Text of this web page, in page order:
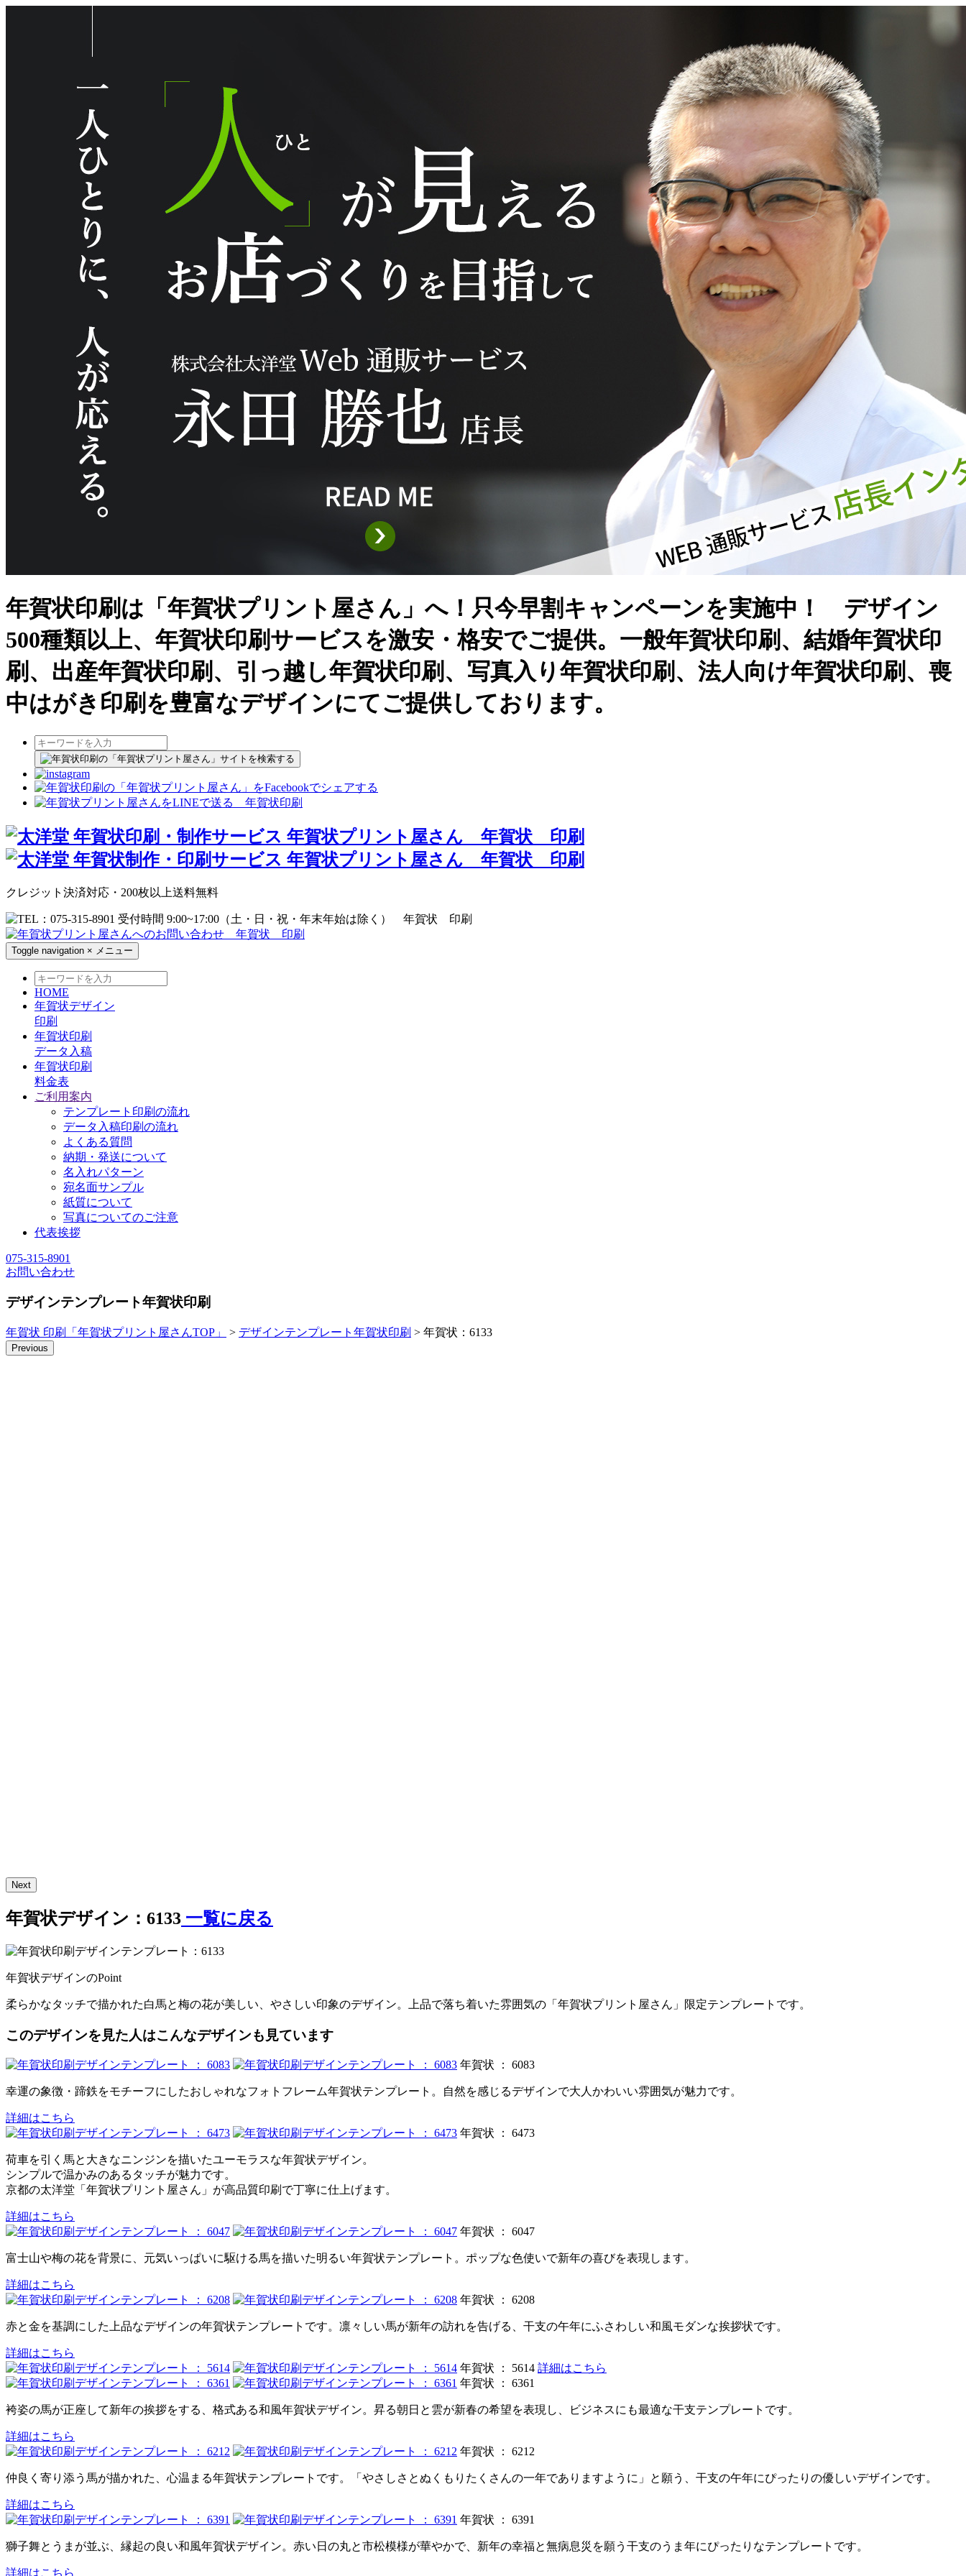
年賀状印刷は「年賀状プリント屋さん」へ！只今早割キャンペーンを実施中！ デザイン
500種類以上、年賀状印刷サービスを激安・格安でご提供。一般年賀状印刷、結婚年賀状印
刷、出産年賀状印刷、引っ越し年賀状印刷、写真入り年賀状印刷、法人向け年賀状印刷、喪
中はがき印刷を豊富なデザインにてご提供しております。
クレジット決済対応・200枚以上送料無料
Toggle navigation × メニュー
HOME
年賀状デザイン
印刷
年賀状印刷
データ入稿
年賀状印刷
料金表
ご利用案内
テンプレート印刷の流れ
データ入稿印刷の流れ
よくある質問
納期・発送について
名入れパターン
宛名面サンプル
紙質について
写真についてのご注意
代表挨拶
075-315-8901
お問い合わせ
デザインテンプレート年賀状印刷
年賀状 印刷「年賀状プリント屋さんTOP」 > デザインテンプレート年賀状印刷 > 年賀状：6133
Previous
Next
年賀状デザイン：6133 一覧に戻る
年賀状デザインのPoint
柔らかなタッチで描かれた白馬と梅の花が美しい、やさしい印象のデザイン。上品で落ち着いた雰囲気の「年賀状プリント屋さん」限定テンプレートです。
このデザインを見た人はこんなデザインも見ています
年賀状 ： 6083
幸運の象徴・蹄鉄をモチーフにしたおしゃれなフォトフレーム年賀状テンプレート。自然を感じるデザインで大人かわいい雰囲気が魅力です。
詳細はこちら
年賀状 ： 6473
荷車を引く馬と大きなニンジンを描いたユーモラスな年賀状デザイン。
シンプルで温かみのあるタッチが魅力です。
京都の太洋堂「年賀状プリント屋さん」が高品質印刷で丁寧に仕上げます。
詳細はこちら
年賀状 ： 6047
富士山や梅の花を背景に、元気いっぱいに駆ける馬を描いた明るい年賀状テンプレート。ポップな色使いで新年の喜びを表現します。
詳細はこちら
年賀状 ： 6208
赤と金を基調にした上品なデザインの年賀状テンプレートです。凛々しい馬が新年の訪れを告げる、干支の午年にふさわしい和風モダンな挨拶状です。
詳細はこちら
年賀状 ： 5614 詳細はこちら
年賀状 ： 6361
袴姿の馬が正座して新年の挨拶をする、格式ある和風年賀状デザイン。昇る朝日と雲が新春の希望を表現し、ビジネスにも最適な干支テンプレートです。
詳細はこちら
年賀状 ： 6212
仲良く寄り添う馬が描かれた、心温まる年賀状テンプレートです。「やさしさとぬくもりたくさんの一年でありますように」と願う、干支の午年にぴったりの優しいデザインです。
詳細はこちら
年賀状 ： 6391
獅子舞とうまが並ぶ、縁起の良い和風年賀状デザイン。赤い日の丸と市松模様が華やかで、新年の幸福と無病息災を願う干支のうま年にぴったりなテンプレートです。
詳細はこちら